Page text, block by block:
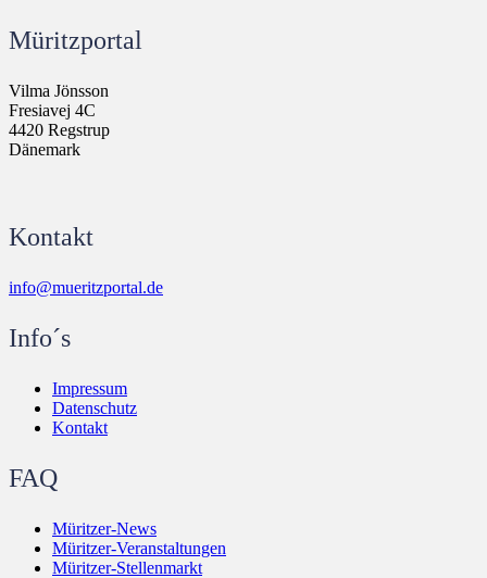
Müritzportal
Vilma Jönsson
Fresiavej 4C
4420 Regstrup
Dänemark
Kontakt
info@mueritzportal.de
Info´s
Impressum
Datenschutz
Kontakt
FAQ
Müritzer-News
Müritzer-Veranstaltungen
Müritzer-Stellenmarkt